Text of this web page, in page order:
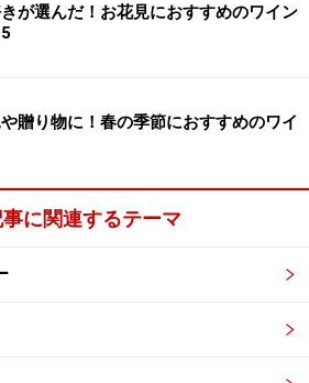
が選んだ！お花見におすすめのワイン
贈り物に！春の季節におすすめのワイ
に関連するテーマ